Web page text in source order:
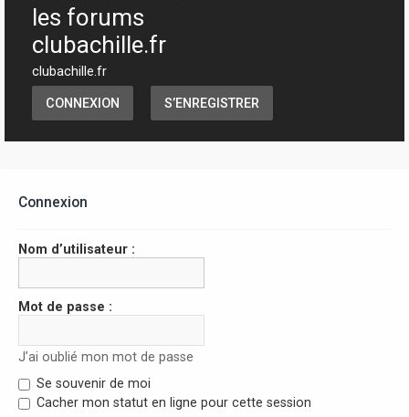
les forums
clubachille.fr
clubachille.fr
CONNEXION S’ENREGISTRER
Connexion
Nom d’utilisateur :
Mot de passe :
J’ai oublié mon mot de passe
Se souvenir de moi
Cacher mon statut en ligne pour cette session